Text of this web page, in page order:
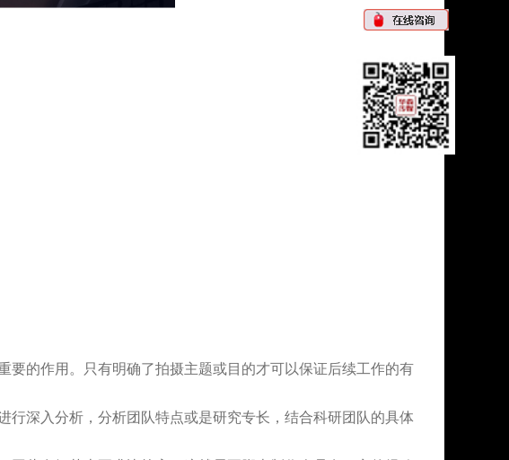
的作用。只有明确了拍摄主题或目的才可以保证后续工作的有
深入分析，分析团队特点或是研究专长，结合科研团队的具体